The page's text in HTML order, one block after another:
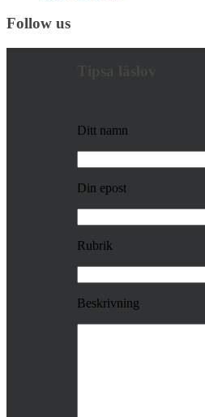
Follow us
Ditt namn
Din epost
Rubrik
Beskrivning